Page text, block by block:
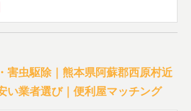
害虫駆除｜熊本県阿蘇郡西原村近
い業者選び｜便利屋マッチング